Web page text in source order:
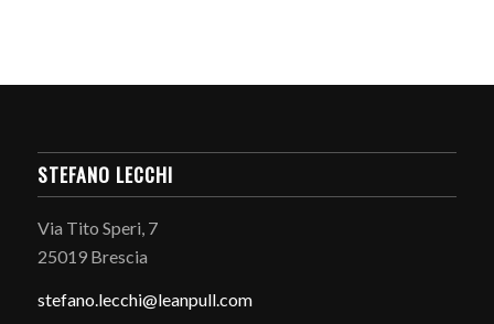
STEFANO LECCHI
Via Tito Speri, 7
25019 Brescia
stefano.lecchi@leanpull.com